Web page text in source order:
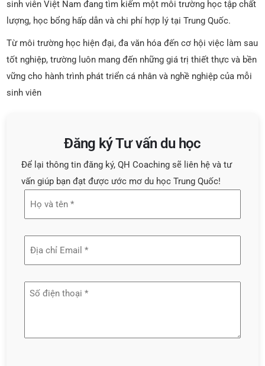
sinh viên Việt Nam đang tìm kiếm một môi trường học tập chất
lượng, học bổng hấp dẫn và chi phí hợp lý tại Trung Quốc.
Từ môi trường học hiện đại, đa văn hóa đến cơ hội việc làm sau
tốt nghiệp, trường luôn mang đến những giá trị thiết thực và bền
vững cho hành trình phát triển cá nhân và nghề nghiệp của mỗi
sinh viên
Đăng ký Tư vấn du học
Để lại thông tin đăng ký, QH Coaching sẽ liên hệ và tư
vấn giúp bạn đạt được ước mơ du học Trung Quốc!
tên
(Required)
email
(Required)
Số